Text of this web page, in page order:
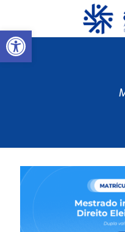
Abrir a barra de ferramentas